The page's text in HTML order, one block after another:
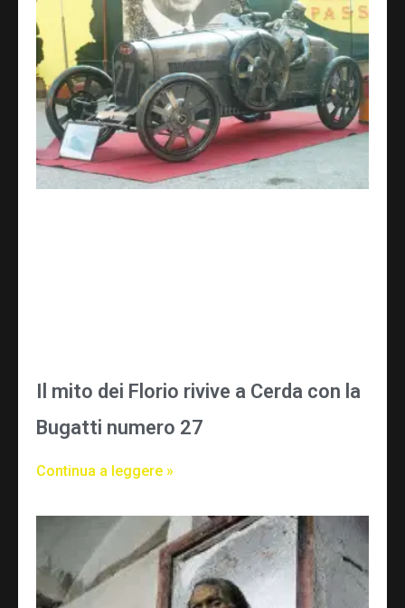
Il mito dei Florio rivive a Cerda con la
Bugatti numero 27
Continua a leggere »